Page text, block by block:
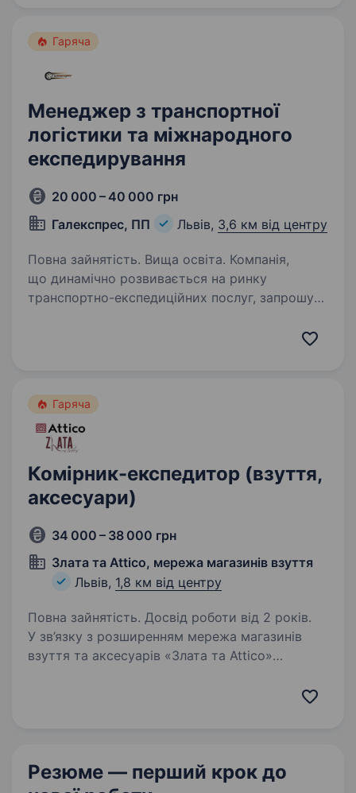
Гаряча
Менеджер з транспортної
логістики та міжнародного
експедирування
20 000 – 40 000 грн
Галекспрес, ПП
Львів, 3,6 км від центру
Повна зайнятість. Вища освіта. Компанія,
що динамічно розвивається на ринку
транспортно-експедиційних послуг, запрошує
фахівця. Ми шукаємо людину, яка готова стати
Гаряча
Комірник-експедитор (взуття,
аксесуари)
34 000 – 38 000 грн
Злата та Attico, мережа магазинів взуття
Львів, 1,8 км від центру
Повна зайнятість. Досвід роботи від 2 років.
У зв’язку з розширенням мережа магазинів
взуття та аксесуарів «Злата та Attico»
Резюме — перший крок до